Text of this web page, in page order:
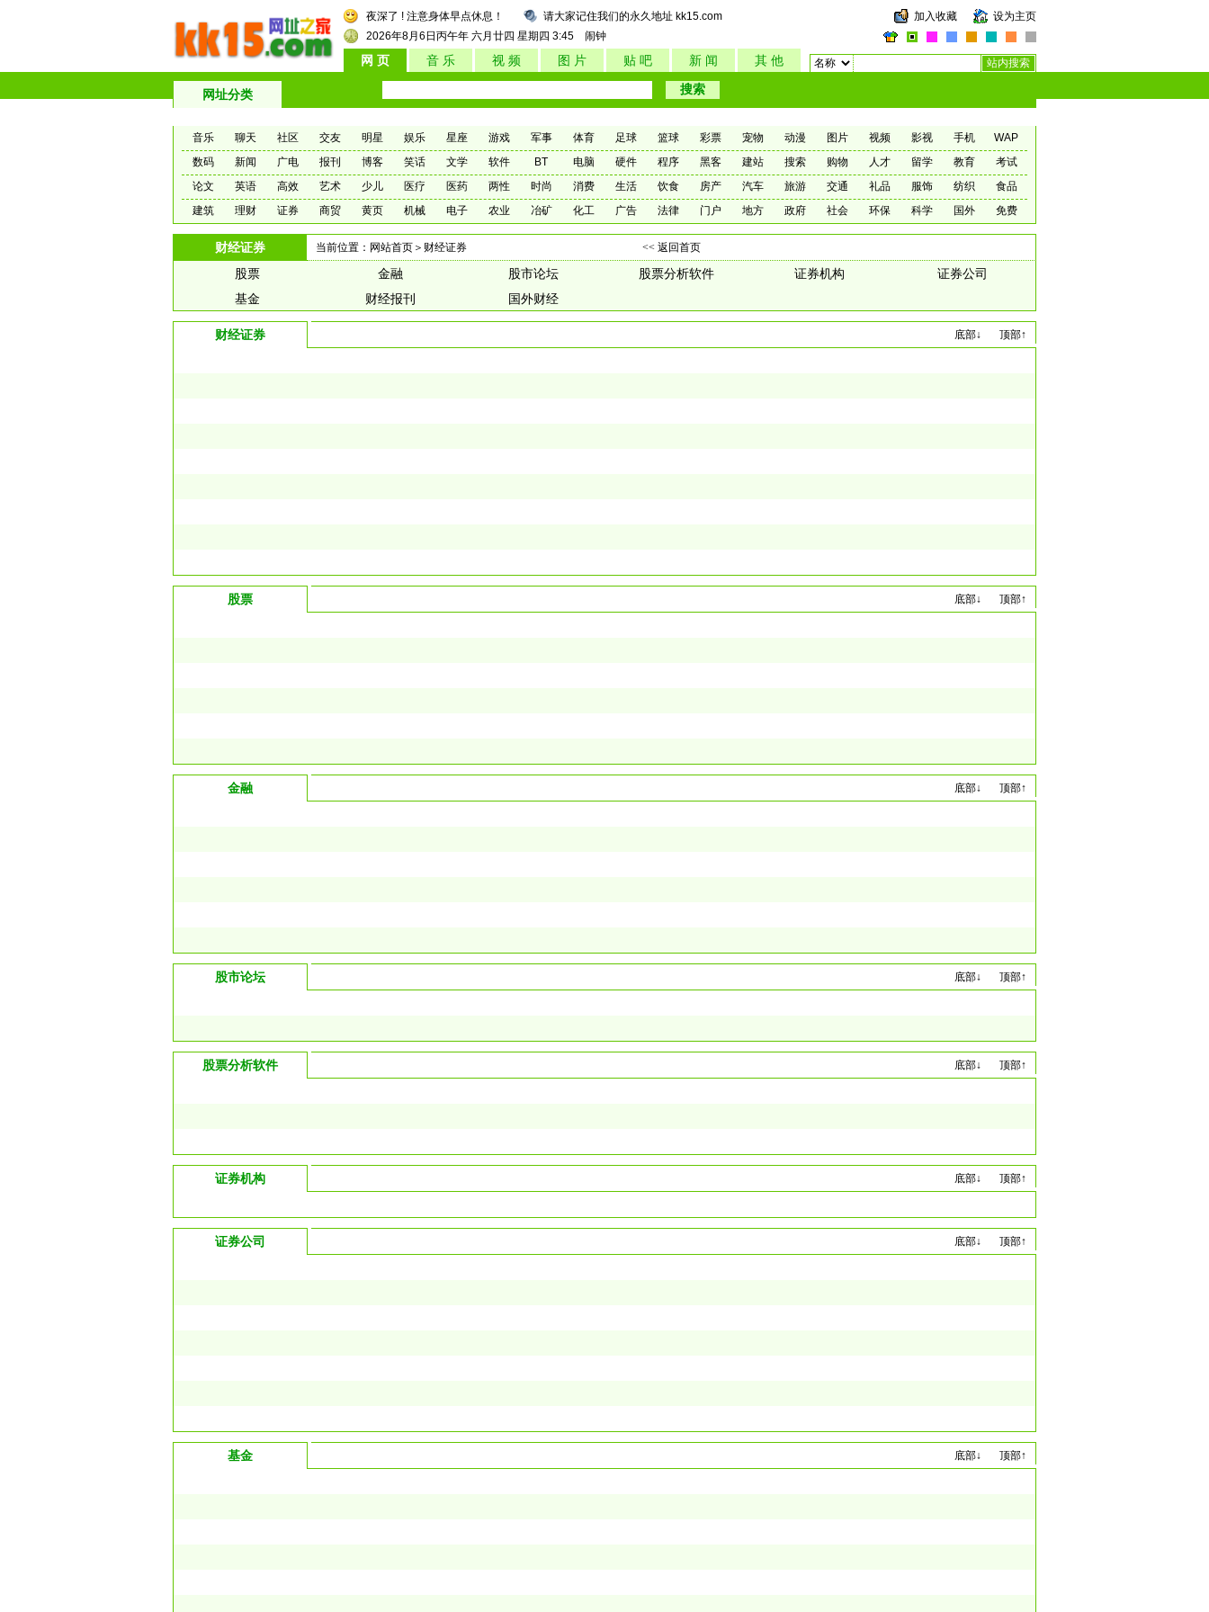
设为主页
加入收藏
请大家记住我们的永久地址 kk15.com
夜深了 ! 注意身体早点休息！
2026年8月6日 丙午年 六月廿四 星期四 3:45 闹钟
网 页 音 乐 视 频 图 片 贴 吧 新 闻 其 他
网址分类
音乐 聊天 社区 交友 明星 娱乐 星座 游戏 军事 体育 足球 篮球 彩票 宠物 动漫 图片 视频 影视 手机
WAP
数码
新闻 广电 报刊 博客 笑话 文学 软件 BT 电脑 硬件 程序 黑客 建站 搜索 购物 人才 留学 教育
考试
论文
英语 高效 艺术 少儿 医疗 医药 两性 时尚 消费 生活 饮食 房产 汽车 旅游 交通 礼品 服饰 纺织
食品
建筑
理财 证券 商贸 黄页 机械 电子 农业 冶矿 化工 广告 法律 门户 地方 政府 社会 环保 科学 国外 免费
财经证券 当前位置： 网站首页 ＞财经证券 << 返回首页
股票 金融 股市论坛 股票分析软件 证券机构
证券公司
基金
财经报刊 国外财经
财经证券 底部↓ 顶部↑
股票 底部↓ 顶部↑
金融 底部↓ 顶部↑
股市论坛 底部↓ 顶部↑
股票分析软件 底部↓ 顶部↑
证券机构 底部↓ 顶部↑
证券公司 底部↓ 顶部↑
基金 底部↓ 顶部↑